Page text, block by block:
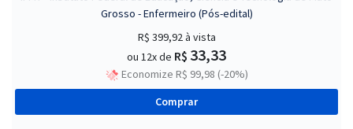
Grosso - Enfermeiro (Pós-edital)
R$ 399,92à vista
ou 12x de R$ 33,33
Economize R$ 99,98 (-20%)
Comprar